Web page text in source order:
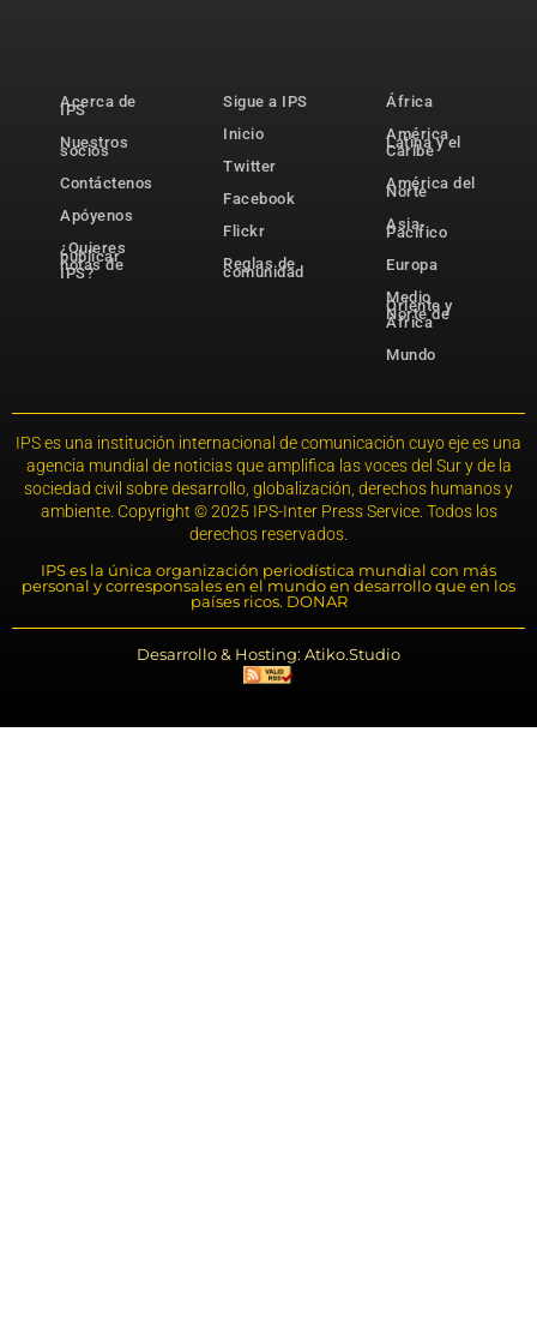
Acerca de
IPS
Nuestros
socios
Contáctenos
Apóyenos
¿Quieres
publicar
notas de
IPS?
Sigue a IPS
Inicio
Twitter
Facebook
Flickr
Reglas de
comunidad
África
América
Latina y el
Caribe
América del
Norte
Asia-
Pacífico
Europa
Medio
Oriente y
Norte de
África
Mundo
IPS es una institución internacional de comunicación cuyo eje es una
agencia mundial de noticias que amplifica las voces del Sur y de la
sociedad civil sobre desarrollo, globalización, derechos humanos y
ambiente. Copyright © 2025 IPS-Inter Press Service. Todos los
derechos reservados.
IPS es la única organización periodística mundial con más
personal y corresponsales en el mundo en desarrollo que en los
países ricos. DONAR
Desarrollo & Hosting: Atiko.Studio